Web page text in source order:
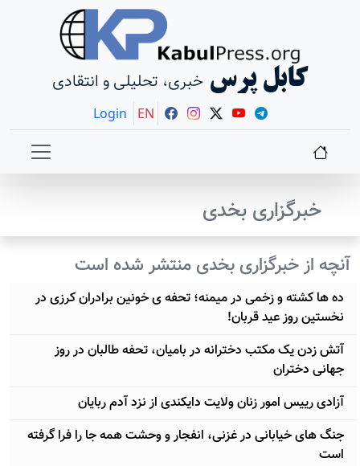
کابل پرس خبری، تحلیلی و انتقادی
Login EN
خبرگزاری بخدی
آنچه از خبرگزاری بخدی منتشر شده است
ده ها کشته و زخمی در میمنه؛ تحفه ی خونین برادران کرزی در
نخستین روز عید قربان!
آتش زدن یک مکتب دخترانه در بامیان، تحفه طالبان در روز
جهانی دختران
آزادی رییس امور زنان ولایت دایکندی از نزد آدم ربایان
جنگ های خیابانی در غزنی، انفجار و وحشت همه جا را فرا گرفته
است